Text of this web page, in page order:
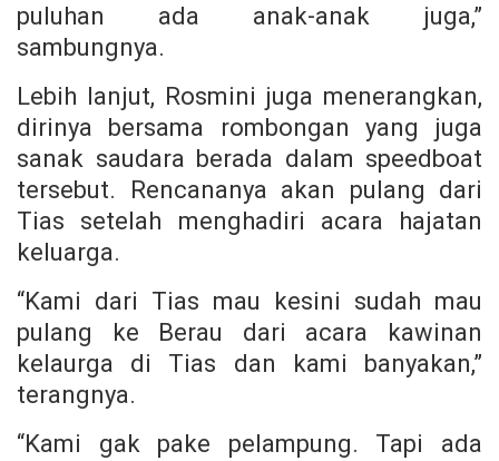
puluhan ada anak-anak juga,”
sambungnya.
Lebih lanjut, Rosmini juga menerangkan,
dirinya bersama rombongan yang juga
sanak saudara berada dalam speedboat
tersebut. Rencananya akan pulang dari
Tias setelah menghadiri acara hajatan
keluarga.
“Kami dari Tias mau kesini sudah mau
pulang ke Berau dari acara kawinan
kelaurga di Tias dan kami banyakan,”
terangnya.
“Kami gak pake pelampung. Tapi ada